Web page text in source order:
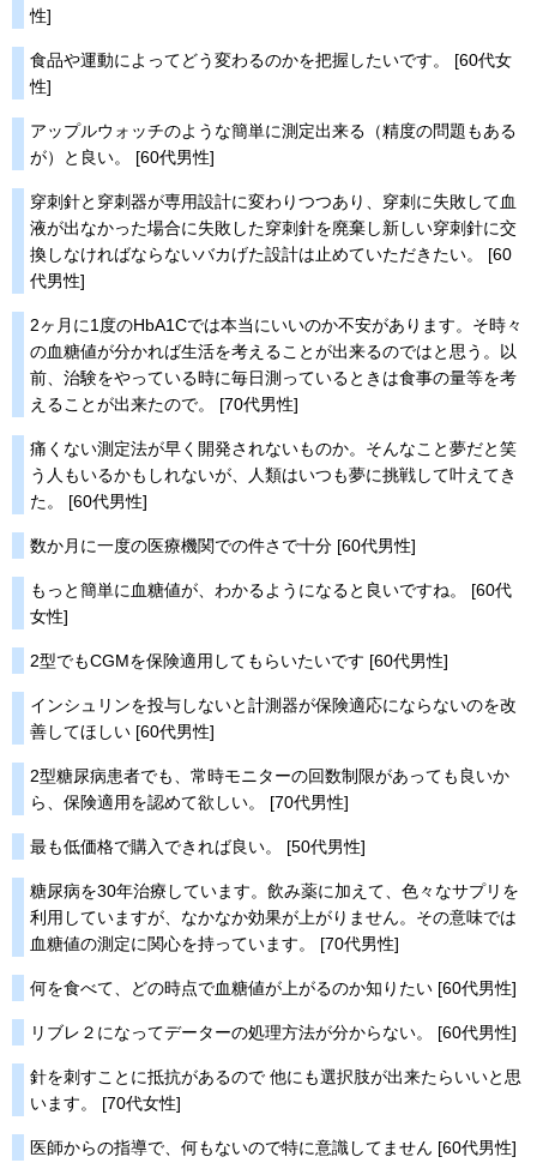
性]
食品や運動によってどう変わるのかを把握したいです。 [60代女
性]
アップルウォッチのような簡単に測定出来る（精度の問題もある
が）と良い。 [60代男性]
穿刺針と穿刺器が専用設計に変わりつつあり、穿刺に失敗して血
液が出なかった場合に失敗した穿刺針を廃棄し新しい穿刺針に交
換しなければならないバカげた設計は止めていただきたい。 [60
代男性]
2ヶ月に1度のHbA1Cでは本当にいいのか不安があります。そ時々
の血糖値が分かれば生活を考えることが出来るのではと思う。以
前、治験をやっている時に毎日測っているときは食事の量等を考
えることが出来たので。 [70代男性]
痛くない測定法が早く開発されないものか。そんなこと夢だと笑
う人もいるかもしれないが、人類はいつも夢に挑戦して叶えてき
た。 [60代男性]
数か月に一度の医療機関での件さで十分 [60代男性]
もっと簡単に血糖値が、わかるようになると良いですね。 [60代
女性]
2型でもCGMを保険適用してもらいたいです [60代男性]
インシュリンを投与しないと計測器が保険適応にならないのを改
善してほしい [60代男性]
2型糖尿病患者でも、常時モニターの回数制限があっても良いか
ら、保険適用を認めて欲しい。 [70代男性]
最も低価格で購入できれば良い。 [50代男性]
糖尿病を30年治療しています。飲み薬に加えて、色々なサプリを
利用していますが、なかなか効果が上がりません。その意味では
血糖値の測定に関心を持っています。 [70代男性]
何を食べて、どの時点で血糖値が上がるのか知りたい [60代男性]
リブレ２になってデーターの処理方法が分からない。 [60代男性]
針を刺すことに抵抗があるので 他にも選択肢が出来たらいいと思
います。 [70代女性]
医師からの指導で、何もないので特に意識してません [60代男性]